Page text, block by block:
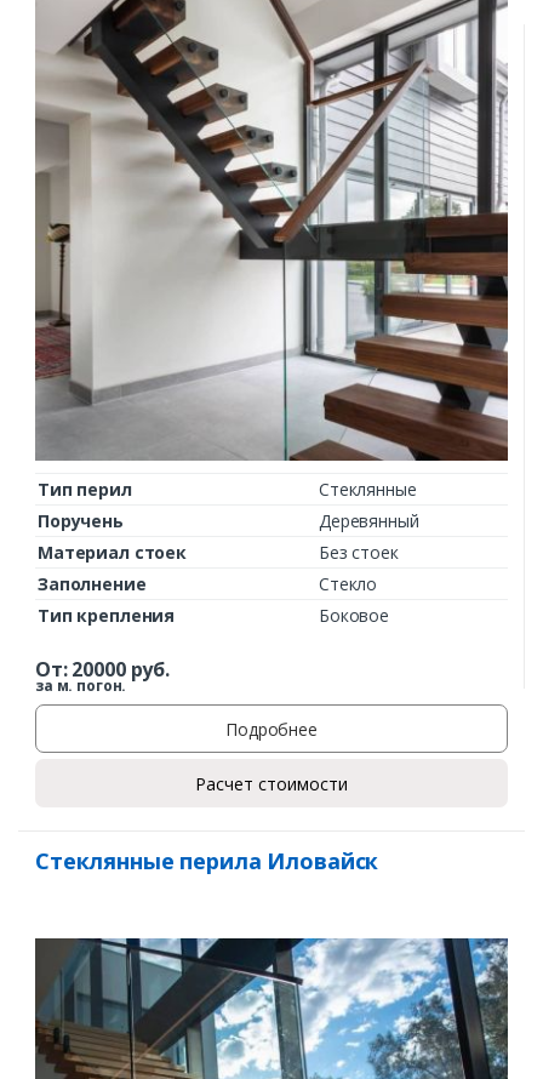
Тип перил
Стеклянные
Поручень
Деревянный
Материал стоек
Без стоек
Заполнение
Стекло
Тип крепления
Боковое
От:20000руб.
за м. погон.
Подробнее
Расчет стоимости
Стеклянные перила Иловайск